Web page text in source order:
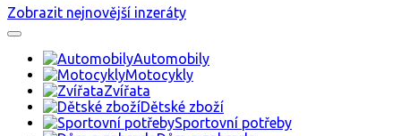
Zobrazit nejnovější inzeráty
Automobily
Motocykly
Zvířata
Dětské zboží
Sportovní potřeby